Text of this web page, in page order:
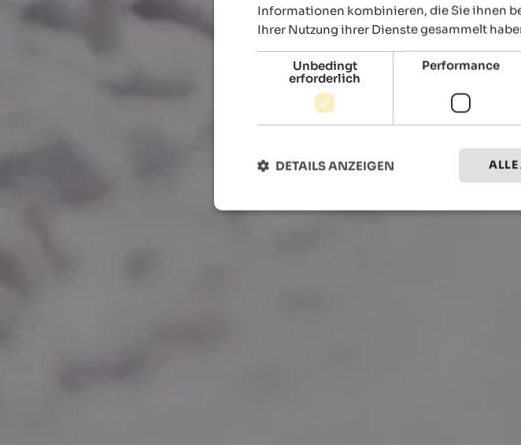
Informationen kombinieren, die Sie ihnen
Ihrer Nutzung ihrer Dienste gesammelt
Unbedingt
erforderlich
Performance
ALLE
DETAILS ANZEIGEN